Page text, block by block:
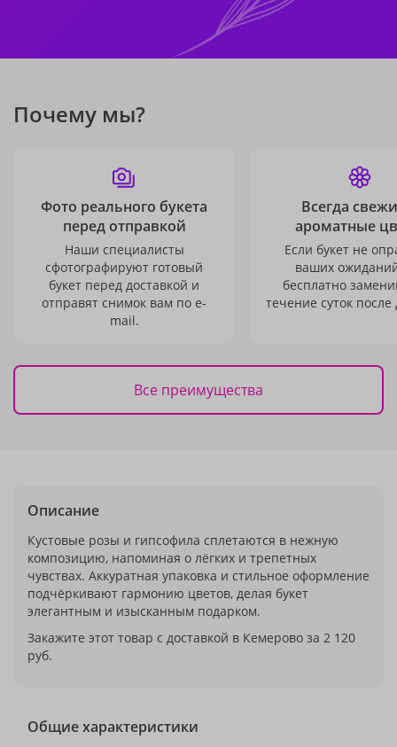
Почему мы?
Фото реального букета
перед отправкой
Наши специалисты
сфотографируют готовый
букет перед доставкой и
отправят снимок вам по e-
mail.
Всегда
ароматные
Если букет не
ваших
бесплатно
течение суток после
Все преимущества
Описание
Кустовые розы и гипсофила сплетаются в нежную
композицию, напоминая о лёгких и трепетных
чувствах. Аккуратная упаковка и стильное оформление
подчёркивают гармонию цветов, делая букет
элегантным и изысканным подарком.
Закажите этот товар с доставкой в Кемерово за 2 120
руб.
Общие характеристики